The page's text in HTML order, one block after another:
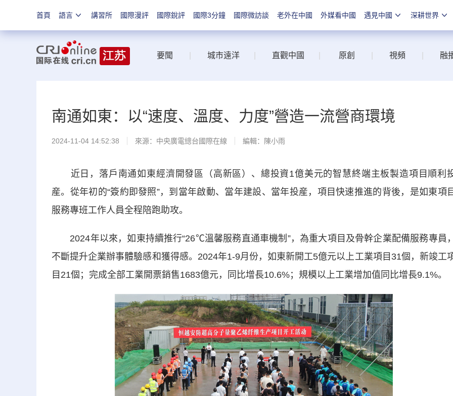
首頁 語言 講習所 國際漫評 國際銳評 國際3分鐘 國際微訪談 老外在中國 外媒看中國 遇見中國 深耕世界
要聞 城市遠洋 直觀中國 原創 視頻 融
南通如東：以“速度、溫度、力度”營造一流營商環境
2024-11-04 14:52:38 來源：中央廣電總台國際在線 編輯：陳小雨
近日，落戶南通如東經濟開發區（高新區）、總投資1億美元的智慧終端主板製造項目順利
産。從年初的“簽約即發照”，到當年啟動、當年建設、當年投産，項目快速推進的背後，是如東項
服務專班工作人員全程陪跑助攻。
2024年以來，如東持續推行“26℃溫馨服務直通車機制”，為重大項目及骨幹企業配備服務專員，
不斷提升企業辦事體驗感和獲得感。2024年1-9月份，如東新開工5億元以上工業項目31個，新竣工
目21個；完成全部工業開票銷售1683億元，同比增長10.6%；規模以上工業增加值同比增長9.1%。